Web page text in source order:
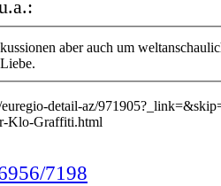
aber auch um
detail-az/
Klo-Graffiti.html
7198